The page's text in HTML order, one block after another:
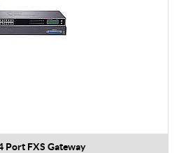
Port FXS Gateway